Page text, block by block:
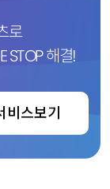
로
STOP 해결!
비스보기